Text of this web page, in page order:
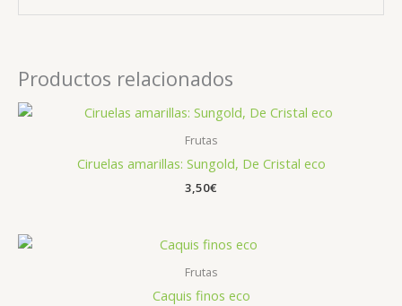
Productos relacionados
Frutas
Ciruelas amarillas: Sungold, De Cristal eco
3,50€
Frutas
Caquis finos eco